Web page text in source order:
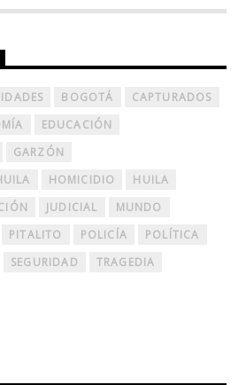
BOGOTÁ
CAPTURADOS
EDUCACIÓN
GARZÓN
HOMICIDIO
HUILA
JUDICIAL
MUNDO
PITALITO POLICÍA
POLÍTICA
SEGURIDAD
TRAGEDIA